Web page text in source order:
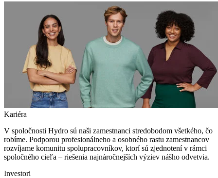
Kariéra
V spoločnosti Hydro sú naši zamestnanci stredobodom všetkého, čo
robíme. Podporou profesionálneho a osobného rastu zamestnancov
rozvíjame komunitu spolupracovníkov, ktorí sú zjednotení v rámci
spoločného cieľa – riešenia najnáročnejších výziev nášho odvetvia.
Investori